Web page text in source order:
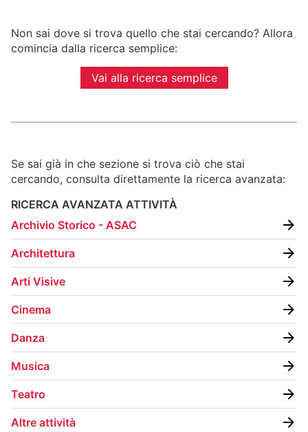
RACCOLTA DOCUMENTARIA
RASSEGNA STAMPA
FONDI ESTERNI
Non sai dove si trova quello che stai cercando? Allora
comincia dalla ricerca semplice:
Vai alla ricerca semplice
Se sai già in che sezione si trova ciò che stai
cercando, consulta direttamente la ricerca avanzata:
RICERCA AVANZATA ATTIVITÀ
Archivio Storico - ASAC
Architettura
Arti Visive
Cinema
Danza
Musica
Teatro
Altre attività